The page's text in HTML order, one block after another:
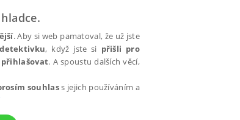
. Aby si web pamatoval, že už jste
, když jste si přišli pro
. A spoustu dalších věcí,
souhlass jejich používáním a